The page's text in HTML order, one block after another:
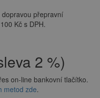
přepravní
Kč s DPH.
2 %)
on-line bankovní tlačítko.
metod zde.